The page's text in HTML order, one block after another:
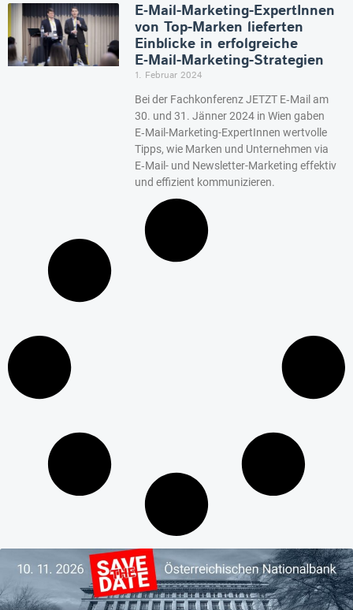
E‑Mail-Marketing-ExpertInnen
von Top-Marken lieferten
Einblicke in erfolgreiche
E‑Mail-Marketing-Strategien
1. Februar 2024
Bei der Fachkonferenz JETZT E‑Mail am
30. und 31. Jänner 2024 in Wien gaben
E‑Mail-Marketing-ExpertInnen wertvolle
Tipps, wie Marken und Unternehmen via
E‑Mail- und Newsletter-Marketing effektiv
und effizient kommunizieren.